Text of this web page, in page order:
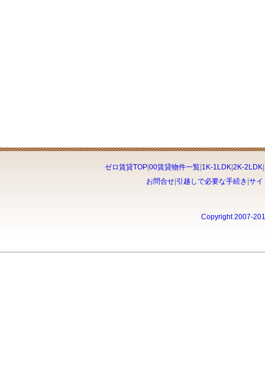
ゼロ賃貸TOP| 00賃貸物件一覧| 1K-1LDK| 2K-2LDK|
お問合せ 引越しで必要な手続き サイ
Copyright 2007-